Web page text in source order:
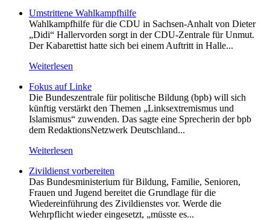
Umstrittene Wahlkampfhilfe
Wahlkampfhilfe für die CDU in Sachsen-Anhalt von Dieter
„Didi“ Hallervorden sorgt in der CDU-Zentrale für Unmut.
Der Kabarettist hatte sich bei einem Auftritt in Halle...
Weiterlesen
Fokus auf Linke
Die Bundeszentrale für politische Bildung (bpb) will sich
künftig verstärkt den Themen „Linksextremismus und
Islamismus“ zuwenden. Das sagte eine Sprecherin der bpb
dem RedaktionsNetzwerk Deutschland...
Weiterlesen
Zivildienst vorbereiten
Das Bundesministerium für Bildung, Familie, Senioren,
Frauen und Jugend bereitet die Grundlage für die
Wiedereinführung des Zivildienstes vor. Werde die
Wehrpflicht wieder eingesetzt, „müsste es...